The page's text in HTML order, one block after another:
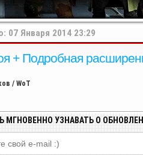
07 Января 2014 23:29
+ Подробная
/ WoT
МГНОВЕННО УЗНАВАТЬ О